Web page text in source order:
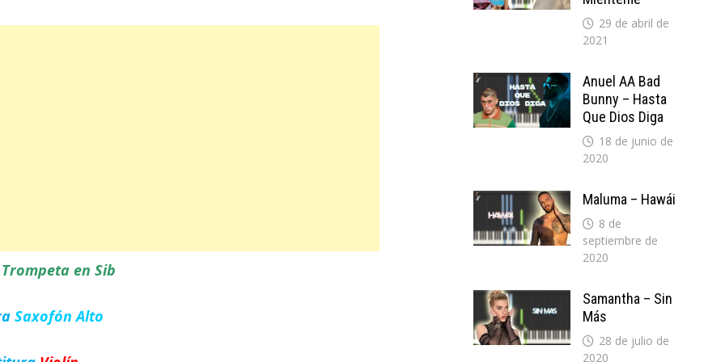
Trompeta en Sib
Saxofón Alto
29 de abril de
2021
Anuel AA Bad
Bunny – Hasta
Que Dios Diga
18 de junio de
2020
Maluma – Hawái
8 de
septiembre de
2020
Samantha – Sin
Más
28 de julio de
2020